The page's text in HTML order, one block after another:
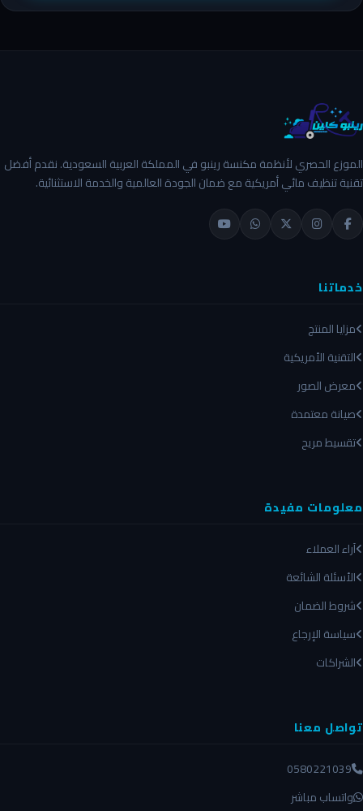
الموزع الحصري لأنظمة مكنسة رينبو في المملكة العربية السعودية. نقدم أفضل
تقنية تنظيف مائي أمريكية مع ضمان الجودة العالمية والخدمة الاستثنائية.
خدماتنا
مزايا المنتج
التقنية الأمريكية
معرض الصور
صيانة معتمدة
تقسيط مريح
معلومات مفيدة
آراء العملاء
الأسئلة الشائعة
شروط الضمان
سياسة الإرجاع
الشراكات
تواصل معنا
0580221039
واتساب مباشر